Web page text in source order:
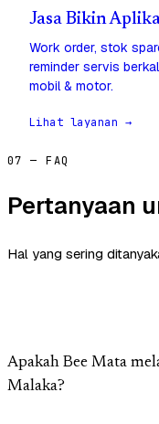
Jasa Bikin
Work order, stok
reminder servis
mobil & motor.
Lihat layanan →
07 — FAQ
Pertanyaan
Hal yang sering
Apakah Bee Mata
Malaka?